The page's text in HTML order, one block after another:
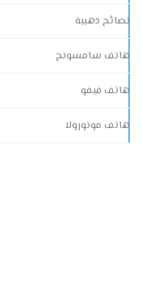
نصائح ذهبية
هاتف سامسونج
هاتف فيفو
هاتف موتورولا